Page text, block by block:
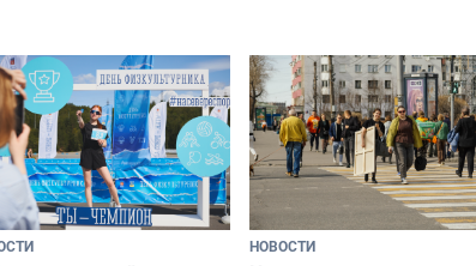
питомцу
питомцу всё сразу и без
криков
НОВОСТИ